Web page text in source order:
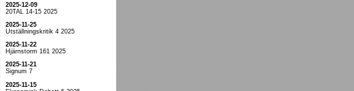
2025-12-09
20TAL 14-15 2025
2025-11-25
Utställningskritik 4 2025
2025-11-22
Hjärnstorm 161 2025
2025-11-21
Signum 7
2025-11-15